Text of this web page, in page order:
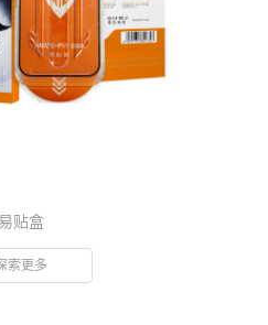
易贴盒
索更多